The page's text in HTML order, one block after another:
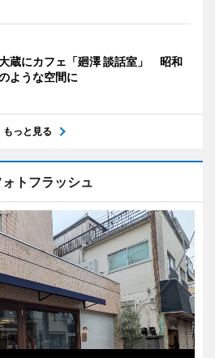
蔵にカフェ「廻澤 談話室」 昭和
ような空間に
もっと見る
ォトフラッシュ